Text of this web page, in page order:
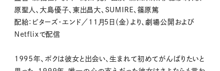
原聖人、大島優子、東出昌大、SUMIRE、篠原篤
配給：ビターズ・エンド／11月5日（金）より、劇場公開および
Netflixで配信
1995年、ボクは彼女と出会い、生まれて初めてがんばりたいと